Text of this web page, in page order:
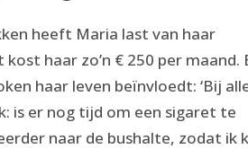
heeft Maria last van haar
haar zo’n € 250 per maand.
haar leven beïnvloedt: ‘Bij
is er nog tijd om een sigaret te
naar de bushalte, zodat ik